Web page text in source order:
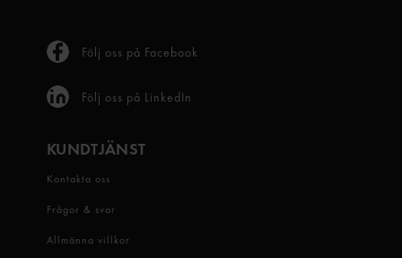
Följ oss på Facebook
Följ oss på LinkedIn
KUNDTJÄNST
Kontakta oss
Frågor & svar
Allmänna villkor